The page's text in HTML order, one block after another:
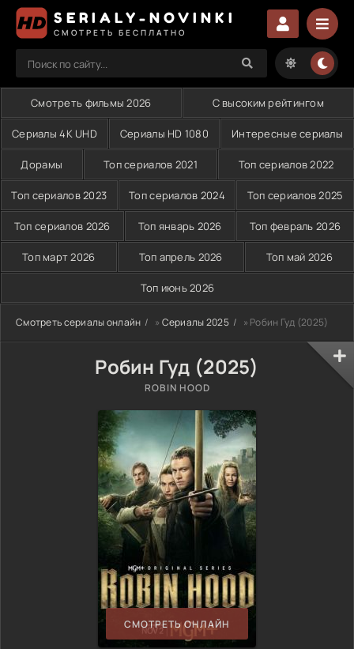
SERIALY-NOVINKI
СМОТРЕТЬ БЕСПЛАТНО
Смотреть фильмы 2026 С высоким рейтингом
Сериалы 4K UHD Сериалы HD 1080 Интересные сериалы
Дорамы Топ сериалов 2021 Топ сериалов 2022
Топ сериалов 2023 Топ сериалов 2024 Топ сериалов 2025
Топ сериалов 2026 Топ январь 2026 Топ февраль 2026
Топ март 2026 Топ апрель 2026 Топ май 2026
Топ июнь 2026
Смотреть сериалы онлайн » Сериалы 2025 » Робин Гуд (2025)
Робин Гуд (2025)
ROBIN HOOD
СМОТРЕТЬ ОНЛАЙН